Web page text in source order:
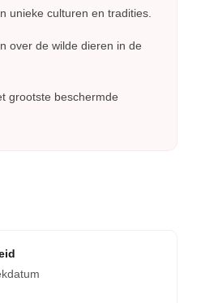
unieke culturen en tradities.
over de wilde dieren in de
grootste beschermde